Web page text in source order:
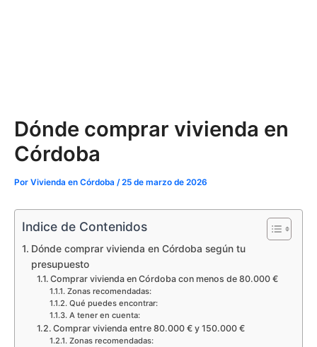
Dónde comprar vivienda en
Córdoba
Por Vivienda en Córdoba /25 de marzo de 2026
Indice de Contenidos
Dónde comprar vivienda en Córdoba según tu
presupuesto
Comprar vivienda en Córdoba con menos de 80.000 €
Zonas recomendadas:
Qué puedes encontrar:
A tener en cuenta:
Comprar vivienda entre 80.000 € y 150.000 €
Zonas recomendadas: